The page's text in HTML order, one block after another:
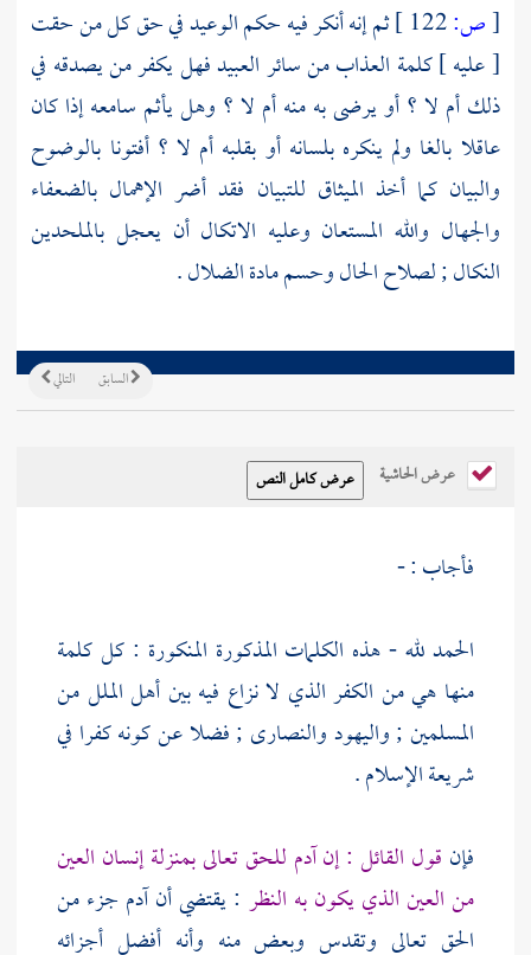
[ص:
ثم إنه أنكر فيه حكم الوعيد في حق كل من حقت
[ عليه ] كلمة العذاب من سائر العبيد فهل يكفر من يصدقه في
ذلك أم لا ؟ أو يرضى به منه أم لا ؟ وهل يأثم سامعه إذا كان
عاقلا بالغا ولم ينكره بلسانه أو بقلبه أم لا ؟ أفتونا بالوضوح
والبيان كما أخذ الميثاق للتبيان فقد أضر الإهمال بالضعفاء
والجهال والله المستعان وعليه الاتكال أن يعجل بالملحدين
النكال ; لصلاح الحال وحسم مادة الضلال .
التالي السابق
عرض الحاشية
فأجاب : -
الحمد لله - هذه الكلمات المذكورة المنكورة : كل كلمة
منها هي من الكفر الذي لا نزاع فيه بين أهل الملل من
المسلمين ;واليهودوالنصارى ; فضلا عن كونه كفرا في
شريعة الإسلام .
فإن قول القائل : إنآدم للحق تعالى بمنزلة إنسان العين
من العين الذي يكون به النظر : يقتضي أنآدم جزء من
الحق تعالى وتقدس وبعض منه وأنه أفضل أجزائه